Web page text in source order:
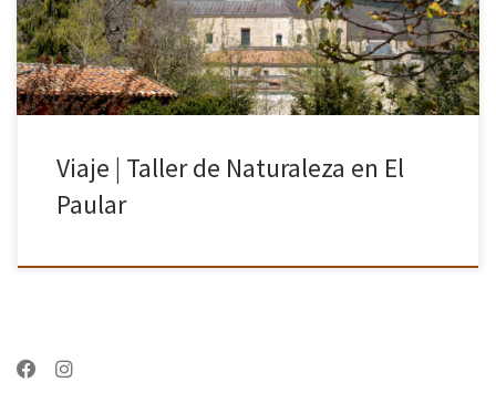
Viaje | Taller de Naturaleza en El
Paular